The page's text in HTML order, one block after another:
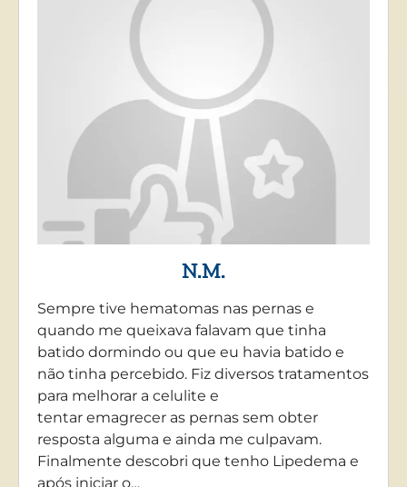
N.M.
Sempre tive hematomas nas pernas e
quando me queixava falavam que tinha
batido dormindo ou que eu havia batido e
não tinha percebido. Fiz diversos tratamentos
para melhorar a celulite e
tentar emagrecer as pernas sem obter
resposta alguma e ainda me culpavam.
Finalmente descobri que tenho Lipedema e
após iniciar o…